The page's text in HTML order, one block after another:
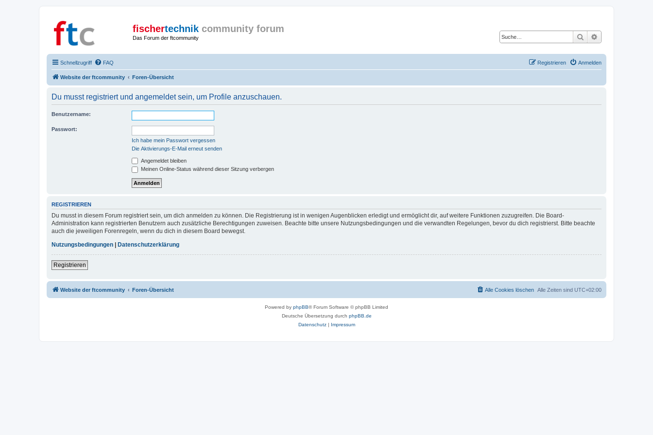
fischertechnik community forum
Das Forum der ftcommunity Suche
Schnellzugriff FAQ Anmelden
Registrieren
Website der ftcommunity Foren-Übersicht
Du musst registriert und angemeldet sein, um Profile anzuschauen.
Benutzername:
Passwort:
Ich habe mein Passwort vergessen
Die Aktivierungs-E-Mail erneut senden
Angemeldet bleiben
Meinen Online-Status während dieser Sitzung verbergen
REGISTRIEREN
Du musst in diesem Forum registriert sein, um dich anmelden zu können. Die Registrierung ist in wenigen Augenblicken erledigt und ermöglicht dir, auf weitere Funktionen zuzugreifen. Die Board-
Administration kann registrierten Benutzern auch zusätzliche Berechtigungen zuweisen. Beachte bitte unsere Nutzungsbedingungen und die verwandten Regelungen, bevor du dich registrierst. Bitte beachte
auch die jeweiligen Forenregeln, wenn du dich in diesem Board bewegst.
Nutzungsbedingungen
Datenschutzerklärung
Registrieren
Website der ftcommunity Foren-Übersicht Alle Zeiten sind UTC+02:00
Alle Cookies löschen
Powered by phpBB® Forum Software © phpBB Limited
Deutsche Übersetzung durch phpBB.de
Datenschutz| Impressum